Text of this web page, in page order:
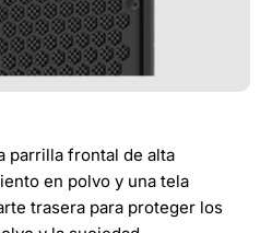
parrilla frontal de alta
en polvo y una tela
trasera para proteger los